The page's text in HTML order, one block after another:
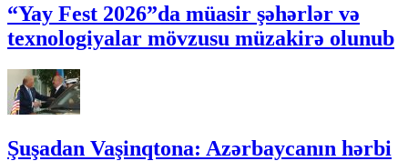
“Yay Fest 2026”da müasir şəhərlər və
texnologiyalar mövzusu müzakirə olunub
Şuşadan Vaşinqtona: Azərbaycanın hərbi